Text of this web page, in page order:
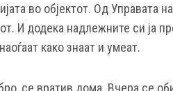
во објектот. Од Управата
И додека надлежните си ја
како знаат и умеат.